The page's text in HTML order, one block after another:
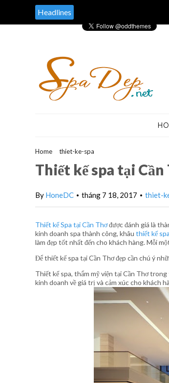
Headlines
Home thiet-ke-spa
Thiết kế spa tại
By HoneDC • tháng 7 18, 2017 • thiet-
Thiết kế Spa tại Cần Thơđược đánh giá là
kinh doanh spa thành công, khâu thiết kế spa
làm đẹp tốt nhất đến cho khách hàng. Mỗi
Để thiết kế spa tại Cần Thơ đẹp cần chú ý
Thiết kế spa, thẩm mỹ viện tại Cần Thơ
kinh doanh về giá trị và cảm xúc cho khách